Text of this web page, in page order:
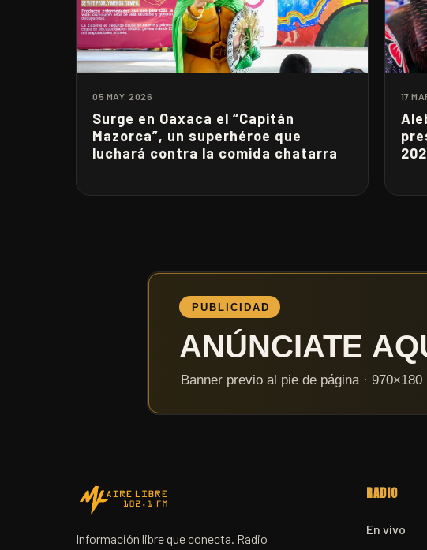
05 MAY. 2026
Surge en Oaxaca el “Capitán
Mazorca”, un superhéroe que
luchará contra la comida chatarra
17
Información libre que conecta. Radio
RADIO
En vivo